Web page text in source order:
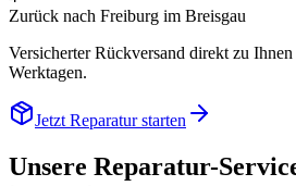
Zurück nach Freiburg im Breisgau
Versicherter Rückversand direkt zu
Werktagen.
Jetzt Reparatur starten
Unsere Reparatur-